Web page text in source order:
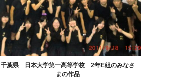
千葉県 日本大学第一高等学校 2年E組のみなさ
まの作品